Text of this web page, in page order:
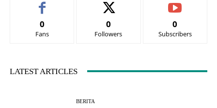
0
Fans
0
Followers
0
Subscribers
LATEST ARTICLES
BERITA